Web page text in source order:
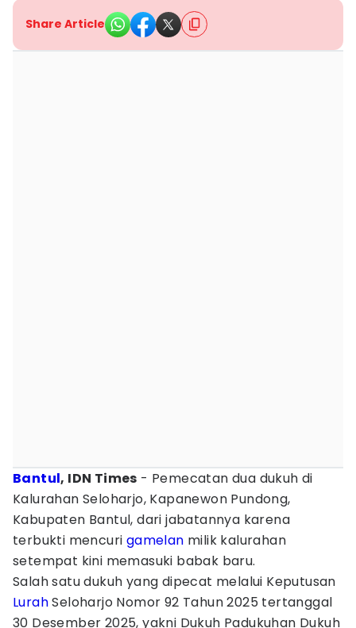
Share Article
Bantul, IDN Times - Pemecatan dua dukuh di
Kalurahan Seloharjo, Kapanewon Pundong,
Kabupaten Bantul, dari jabatannya karena
terbukti mencuri gamelan milik kalurahan
setempat kini memasuki babak baru.
Salah satu dukuh yang dipecat melalui Keputusan
LurahSeloharjo Nomor 92 Tahun 2025 tertanggal
30 Desember 2025, yakni Dukuh Padukuhan Dukuh